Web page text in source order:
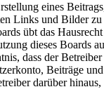
eines
Links und Bilder
übt das
dieses Boards
dass der
Beiträge
darüber